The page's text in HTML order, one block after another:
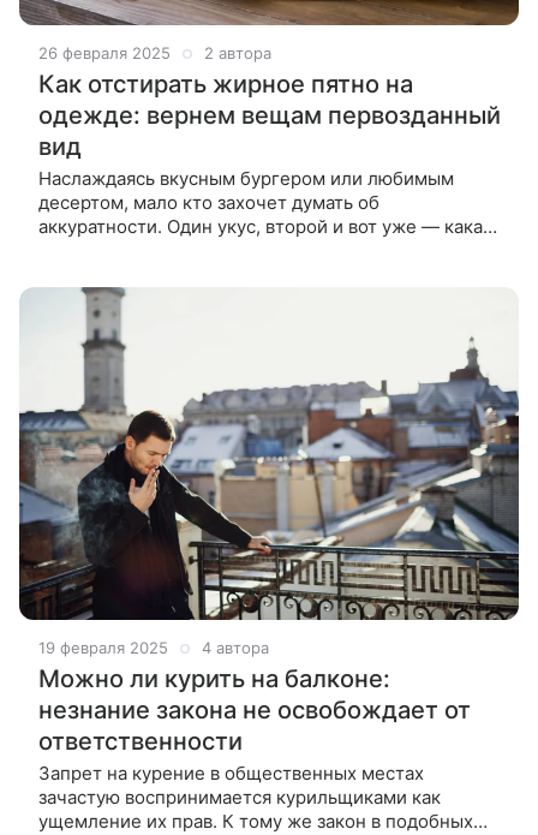
26 февраля 2025 2 автора
Как отстирать жирное пятно на
одежде: вернем вещам первозданный
вид
Наслаждаясь вкусным бургером или любимым
десертом, мало кто захочет думать об
аккуратности. Один укус, второй и вот уже — какая
19 февраля 2025 4 автора
Можно ли курить на балконе:
незнание закона не освобождает от
ответственности
Запрет на курение в общественных местах
зачастую воспринимается курильщиками как
ущемление их прав. К тому же закон в подобных